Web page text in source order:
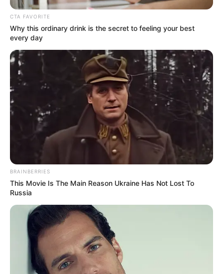
Filmy Hitchcocka i inne klasyki na 4K UHD w USA
Dodajmy do tego, że pojawiły się kolejne
kolekcji 4K UHDz filmamiAlfreda Hitchcocka
składające się z filmów „
Sabotaż”, „
CTA FAVORITE
Why this ordinary drink is the secret to feeling your best
every day
BRAINBERRIES
This Movie Is The Main Reason Ukraine Has Not Lost To
Russia